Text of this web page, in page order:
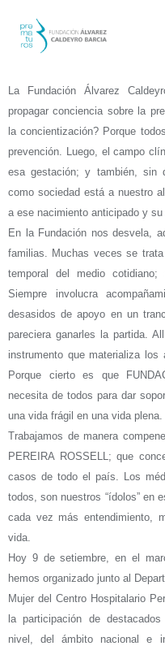
La Fundación Álvarez
propagar conciencia sobre la
la concientización? Porque
prevención. Luego, el campo
esa gestación; y también, sin
como sociedad está a nuestro
a ese nacimiento anticipado y su
En la Fundación nos desvela,
familias. Muchas veces se
temporal del medio
Siempre involucra
desasidos de apoyo en un
pareciera ganarles la partida.
instrumento que materializa los
Porque cierto es que
necesita de todos para dar
una vida frágil en una vida plena.
Trabajamos de manera
PEREIRA ROSSELL; que
casos de todo el país. Los
todos, son nuestros “ídolos” en
cada vez más entendimiento,
vida.
Hoy 9 de setiembre, en el
hemos organizado junto al
Mujer del Centro Hospitalario
la participación de
nivel, del ámbito nacional e